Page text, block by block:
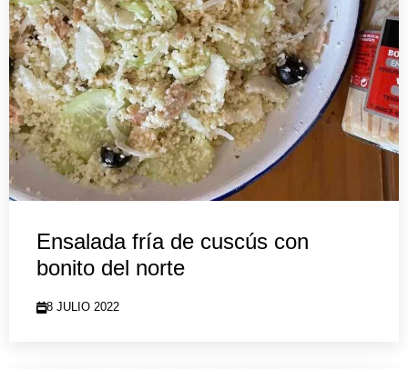
Ensalada fría de cuscús con
bonito del norte
8 JULIO 2022